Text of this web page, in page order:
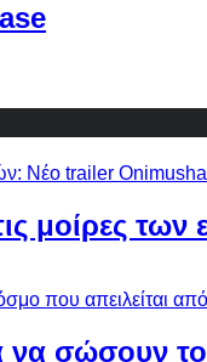
μοίρες
να σώσουν